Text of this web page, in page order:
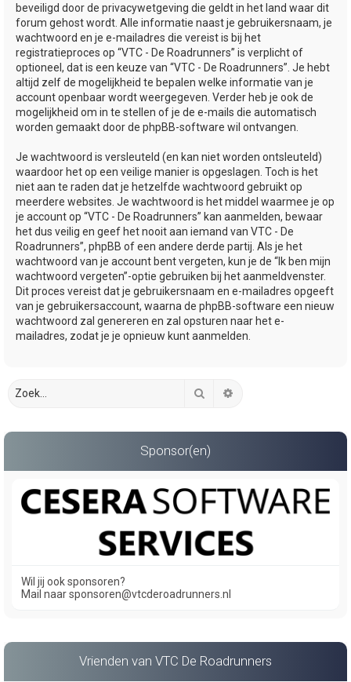
beveiligd door de privacywetgeving die geldt in het land waar dit
forum gehost wordt. Alle informatie naast je gebruikersnaam, je
wachtwoord en je e-mailadres die vereist is bij het
registratieproces op “VTC - De Roadrunners” is verplicht of
optioneel, dat is een keuze van “VTC - De Roadrunners”. Je hebt
altijd zelf de mogelijkheid te bepalen welke informatie van je
account openbaar wordt weergegeven. Verder heb je ook de
mogelijkheid om in te stellen of je de e-mails die automatisch
worden gemaakt door de phpBB-software wil ontvangen.
Je wachtwoord is versleuteld (en kan niet worden ontsleuteld)
waardoor het op een veilige manier is opgeslagen. Toch is het
niet aan te raden dat je hetzelfde wachtwoord gebruikt op
meerdere websites. Je wachtwoord is het middel waarmee je op
je account op “VTC - De Roadrunners” kan aanmelden, bewaar
het dus veilig en geef het nooit aan iemand van VTC - De
Roadrunners”, phpBB of een andere derde partij. Als je het
wachtwoord van je account bent vergeten, kun je de “Ik ben mijn
wachtwoord vergeten”-optie gebruiken bij het aanmeldvenster.
Dit proces vereist dat je gebruikersnaam en e-mailadres opgeeft
van je gebruikersaccount, waarna de phpBB-software een nieuw
wachtwoord zal genereren en zal opsturen naar het e-
mailadres, zodat je je opnieuw kunt aanmelden.
Zoek
Sponsor(en)
Wil jij ook sponsoren?
Mail naar sponsoren@vtcderoadrunners.nl
Vrienden van VTC De Roadrunners